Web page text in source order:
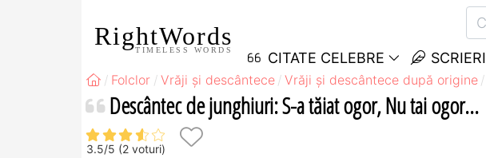
RightWords
TIMELESS WORDS CITATE CELEBRE SCRIERI
Folclor Vrăji și descântece Vrăji și descântece după origine
Descântec de junghiuri: S-a tăiat ogor, Nu tai ogor...
3.5/5 (2 voturi)